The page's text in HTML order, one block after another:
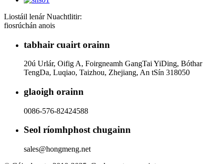
Liostáil lenár Nuachtlitir:
fiosrúchán anois
tabhair cuairt orainn
20ú Urlár, Oifig A, Foirgneamh GangTai YiDing, Bóthar
TengDa, Luqiao, Taizhou, Zhejiang, An tSín 318050
glaoigh orainn
0086-576-82424588
Seol ríomhphost chugainn
sales@hongmeng.net